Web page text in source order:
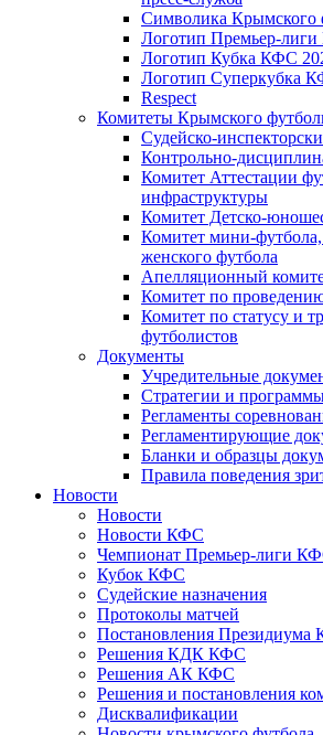
Символика Крымского
Логотип Премьер-
Логотип Кубка КФС
Логотип Суперкубка
Respect
Комитеты Крымского
Судейско-
Контрольно-
Комитет Аттестации
инфраструктуры
Комитет Детско-
Комитет мини-
женского футбола
Апелляционный
Комитет по
Комитет по статусу и
футболистов
Документы
Учредительные
Стратегии и
Регламенты
Регламентирующие
Бланки и образцы
Правила поведения
Новости
Новости
Новости КФС
Чемпионат Премьер-лиги
Кубок КФС
Судейские назначения
Протоколы матчей
Постановления Президиума
Решения КДК КФС
Решения АК КФС
Решения и постановления
Дисквалификации